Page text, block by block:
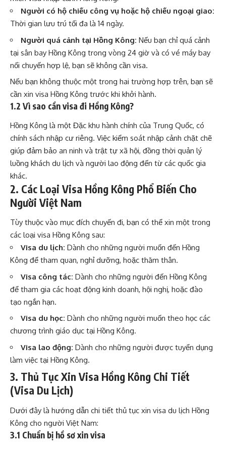
Người có hộ chiếu công vụ hoặc hộ chiếu ngoại giao:
Thời gian lưu trú tối đa là 14 ngày.
Người quá cảnh tại Hồng Kông: Nếu bạn chỉ quá cảnh
tại sân bay Hồng Kông trong vòng 24 giờ và có vé máy bay
nối chuyến hợp lệ, bạn sẽ không cần visa.
Nếu bạn không thuộc một trong hai trường hợp trên, bạn sẽ
cần xin visa Hồng Kông trước khi khởi hành.
1.2 Vì sao cần visa đi Hồng Kông?
Hồng Kông là một Đặc khu hành chính của Trung Quốc, có
chính sách nhập cư riêng. Việc kiểm soát nhập cảnh chặt chẽ
giúp đảm bảo an ninh và trật tự xã hội, đồng thời quản lý
luồng khách du lịch và người lao động đến từ các quốc gia
khác.
2. Các Loại Visa Hồng Kông Phổ Biến Cho
Người Việt Nam
Tùy thuộc vào mục đích chuyến đi, bạn có thể xin một trong
các loại visa Hồng Kông sau:
Visa du lịch: Dành cho những người muốn đến Hồng
Kông để tham quan, nghỉ dưỡng, hoặc thăm thân.
Visa công tác: Dành cho những người đến Hồng Kông
để tham gia các hoạt động kinh doanh, hội nghị, hoặc đào
tạo ngắn hạn.
Visa du học: Dành cho những người muốn theo học các
chương trình giáo dục tại Hồng Kông.
Visa lao động: Dành cho những người được tuyển dụng
làm việc tại Hồng Kông.
3. Thủ Tục Xin Visa Hồng Kông Chi Tiết
(Visa Du Lịch)
Dưới đây là hướng dẫn chi tiết thủ tục xin visa du lịch Hồng
Kông cho người Việt Nam:
3.1 Chuẩn bị hồ sơ xin visa